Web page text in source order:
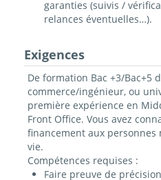
garanties (suivis /
relances éventuelles…).
Exigences
De formation Bac +3/Bac+5
commerce/ingénieur, ou
première expérience en
Front Office. Vous avez
financement aux personnes
vie.
Compétences requises :
Faire preuve de